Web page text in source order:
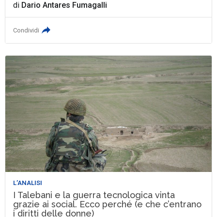
di Dario Antares Fumagalli
Condividi
L’ANALISI
I Talebani e la guerra tecnologica vinta
grazie ai social. Ecco perché (e che c’entrano
i diritti delle donne)